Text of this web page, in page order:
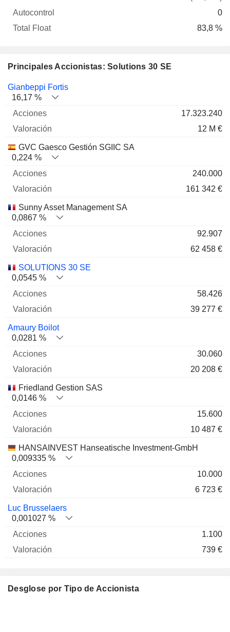
0
83,8 %
Principales Accionistas: Solutions 30 SE
Nombre Acciones
Gianbeppi Fortis
16,17 %
17.323.240
12 M €
GVC Gaesco Gestión SGIIC SA
0,224 %
240.000
161 342 €
Sunny Asset Management SA
0,0867 %
92.907
62 458 €
SOLUTIONS 30 SE
0,0545 %
58.426
39 277 €
Amaury Boilot
0,0281 %
30.060
20 208 €
Friedland Gestion SAS
0,0146 %
15.600
10 487 €
HANSAINVEST Hanseatische Investment-GmbH
0,009335 %
10.000
6 723 €
Luc Brusselaers
0,001027 %
1.100
739 €
Desglose por Tipo de Accionista